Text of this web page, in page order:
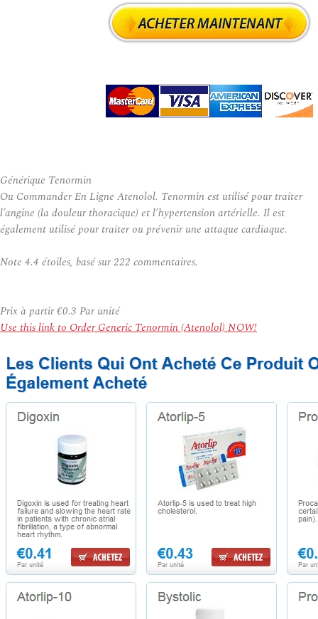
Générique Tenormin
Ou Commander En Ligne Atenolol. Tenormin est utilisé pour traiter
l’angine (la douleur thoracique) et l’hypertension artérielle. Il est
également utilisé pour traiter ou prévenir une attaque cardiaque.
Note 4.4 étoiles, basé sur222 commentaires.
Prix à partir€0.3 Par unité
Use this link to Order Generic Tenormin (Atenolol) NOW!